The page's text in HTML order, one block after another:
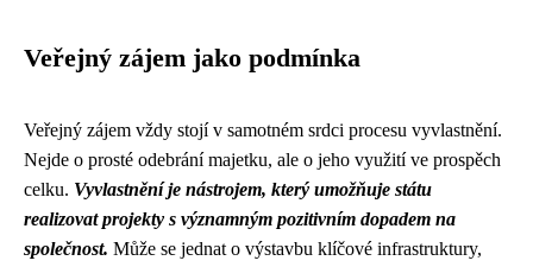
Veřejný zájem jako podmínka
Veřejný zájem vždy stojí v samotném srdci procesu vyvlastnění.
Nejde o prosté odebrání majetku, ale o jeho využití ve prospěch
celku. Vyvlastnění je nástrojem, který umožňuje státu
realizovat projekty s významným pozitivním dopadem na
společnost. Může se jednat o výstavbu klíčové infrastruktury,